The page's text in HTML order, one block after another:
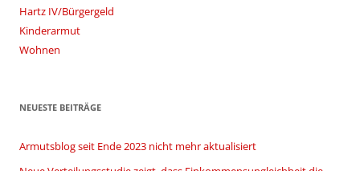
Hartz IV/Bürgergeld
Kinderarmut
Wohnen
NEUESTE BEITRÄGE
Armutsblog seit Ende 2023 nicht mehr aktualisiert